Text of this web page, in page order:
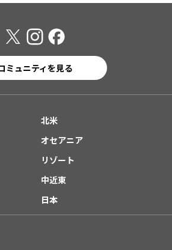
ミュニティを見る
北米
オセアニア
リゾート
中近東
日本